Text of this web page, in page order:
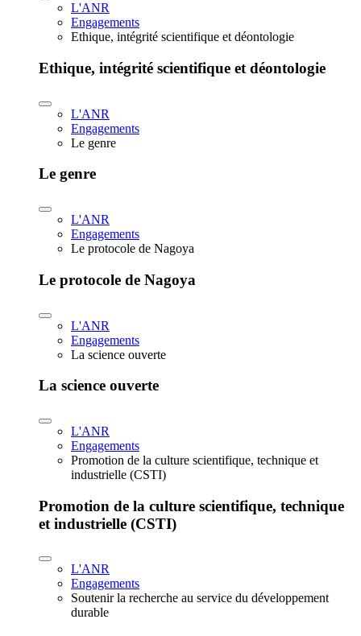
L'ANR
Engagements
Ethique, intégrité scientifique et déontologie
Ethique, intégrité scientifique et déontologie
L'ANR
Engagements
Le genre
Le genre
L'ANR
Engagements
Le protocole de Nagoya
Le protocole de Nagoya
L'ANR
Engagements
La science ouverte
La science ouverte
L'ANR
Engagements
Promotion de la culture scientifique, technique et
industrielle (CSTI)
Promotion de la culture scientifique, technique
et industrielle (CSTI)
L'ANR
Engagements
Soutenir la recherche au service du développement
durable